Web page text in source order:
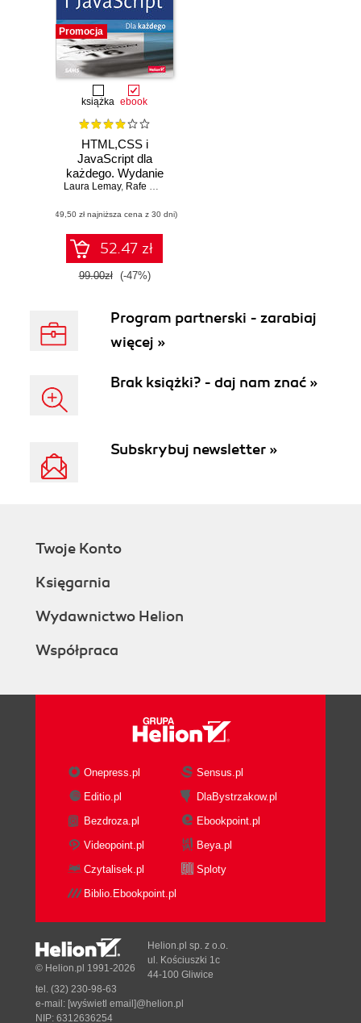
Promocja
książka ebook
HTML,CSS i
JavaScript dla
każdego. Wydanie
VII
Laura Lemay, Rafe Colburn
(49,50 zł najniższa cena z 30 dni)
52.47 zł
99.00zł (-47%)
Program partnerski - zarabiaj
więcej »
Brak książki? - daj nam znać »
Subskrybuj newsletter »
Twoje Konto
Księgarnia
Wydawnictwo Helion
Współpraca
Onepress.pl
Sensus.pl
Editio.pl
DlaBystrzakow.pl
Bezdroza.pl
Ebookpoint.pl
Videopoint.pl
Beya.pl
Czytalisek.pl
Sploty
Biblio.Ebookpoint.pl
© Helion.pl 1991-2026
Helion.pl sp. z o.o.
ul. Kościuszki 1c
44-100 Gliwice
tel. (32) 230-98-63
e-mail: [wyświetl email]@helion.pl
NIP: 6312636254